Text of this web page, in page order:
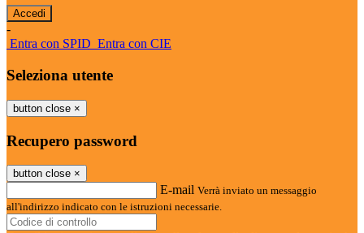
-
Entra con SPID Entra con CIE
Seleziona utente
button close ×
Recupero password
button close ×
E-mail Verrà inviato un messaggio
all'indirizzo indicato con le istruzioni necessarie.